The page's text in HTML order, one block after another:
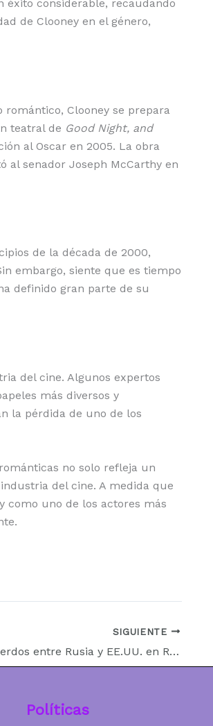
considerable, recaudando
de Clooney en el género,
Clooney se prepara
teatral de Good Night, and
al Oscar en 2005. La obra
al senador Joseph McCarthy en
de la década de 2000,
embargo, siente que es tiempo
definido gran parte de su
del cine. Algunos expertos
más diversos y
la pérdida de uno de los
no solo refleja un
del cine. A medida que
como uno de los actores más
SIGUIENTE
Acuerdos entre Rusia y EE.UU. en Riad: Un Paso Hacia la Cooperación Marítima y Energética
Políticas